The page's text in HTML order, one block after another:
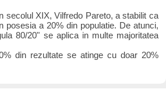
secolul XIX, Vilfredo Pareto, a stabilit ca
posesia a 20% din populatie. De atunci,
80/20" se aplica in multe majoritatea
din rezultate se atinge cu doar 20%